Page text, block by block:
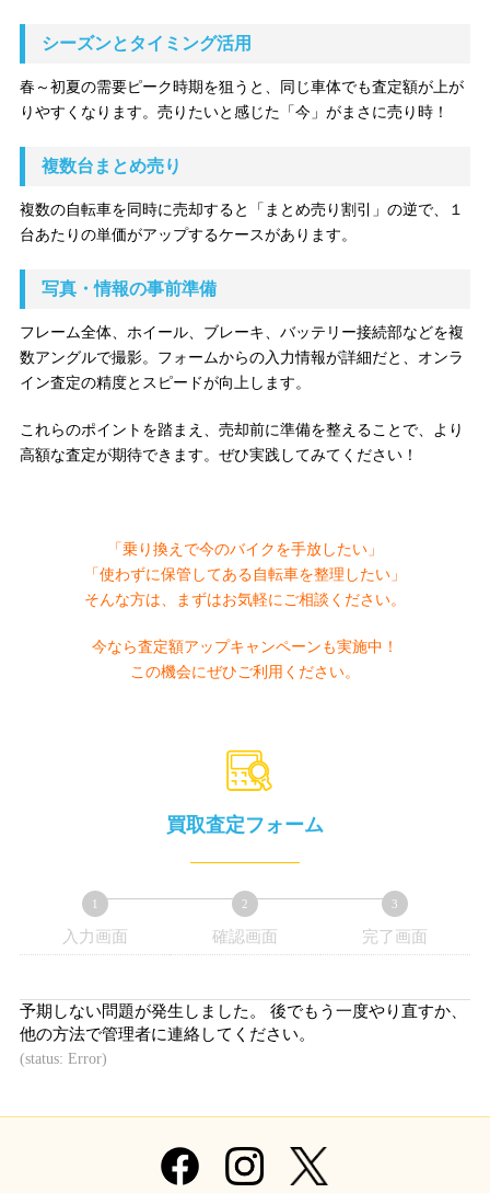
シーズンとタイミング活用
春～初夏の需要ピーク時期を狙うと、同じ車体でも査定額が上が
りやすくなります。売りたいと感じた「今」がまさに売り時！
複数台まとめ売り
複数の自転車を同時に売却すると「まとめ売り割引」の逆で、１
台あたりの単価がアップするケースがあります。
写真・情報の事前準備
フレーム全体、ホイール、ブレーキ、バッテリー接続部などを複
数アングルで撮影。フォームからの入力情報が詳細だと、オンラ
イン査定の精度とスピードが向上します。
これらのポイントを踏まえ、売却前に準備を整えることで、より
高額な査定が期待できます。ぜひ実践してみてください！
「乗り換えで今のバイクを手放したい」
「使わずに保管してある自転車を整理したい」
そんな方は、まずはお気軽にご相談ください。
今なら査定額アップキャンペーンも実施中！
この機会にぜひご利用ください。
買取査定フォーム
1
入力画面
現
表
示
さ
い
2
確認画面
現
表
示
い
画
3
完了画面
現
表
い
予期しない問題が発生しました。 後でもう一度やり直すか、
他の方法で管理者に連絡してください。
(status: Error)